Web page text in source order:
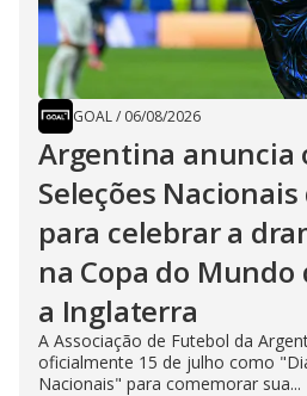
GOAL/ 06/08/2026
Argentina anuncia
Seleções
para celebrar a
na Copa do Mundo
a Inglaterra
A Associação de Futebol da
oficialmente 15 de julho como
Nacionais" para comemorar sua...